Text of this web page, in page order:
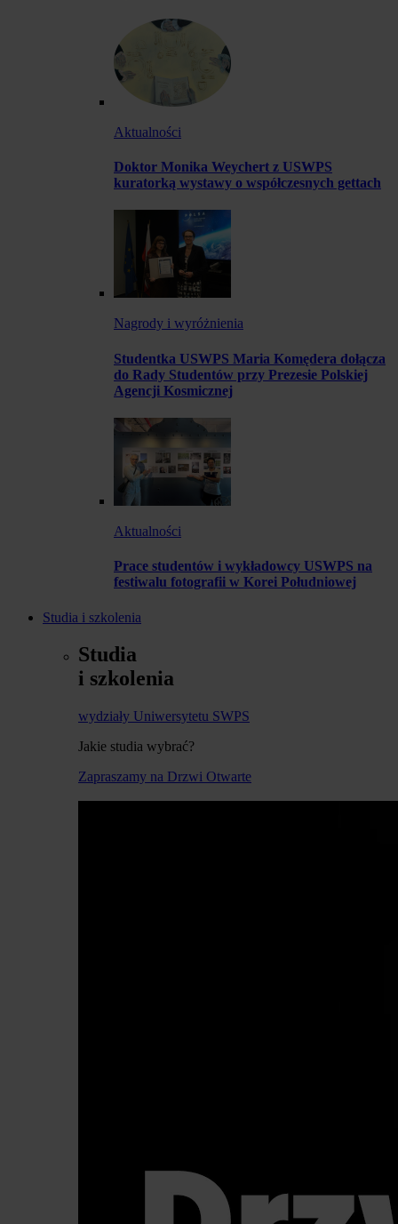
Aktualności
Doktor Monika Weychert z USWPS
kuratorką wystawy o współczesnych gettach
Nagrody i wyróżnienia
Studentka USWPS Maria Komędera dołącza
do Rady Studentów przy Prezesie Polskiej
Agencji Kosmicznej
Aktualności
Prace studentów i wykładowcy USWPS na
festiwalu fotografii w Korei Południowej
Studia i szkolenia
Studia
i szkolenia
wydziały Uniwersytetu SWPS
Jakie studia wybrać?
Zapraszamy na Drzwi Otwarte